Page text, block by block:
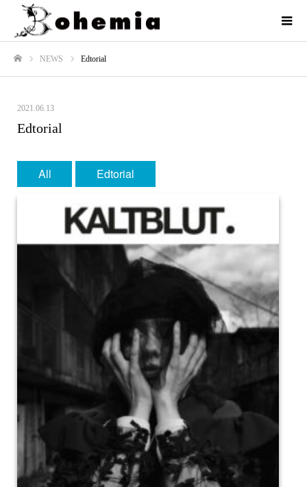
NEWS Edtorial
2021.06.13
Edtorial
All Edtorial